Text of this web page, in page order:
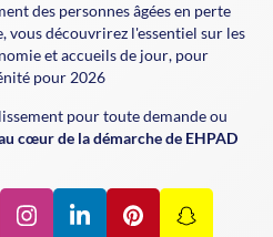
des personnes âgées en perte
vous découvrirez l'essentiel sur les
etaccueils de jour, pour
pour 2026
pour toute demande ou
cœur de la démarche de EHPAD